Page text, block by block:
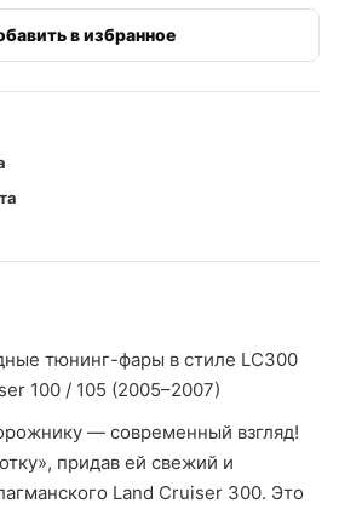
в избранное
тюнинг-фары в стиле LC300
100 / 105 (2005–2007)
— современный взгляд!
придав ей свежий и
Land Cruiser 300. Это